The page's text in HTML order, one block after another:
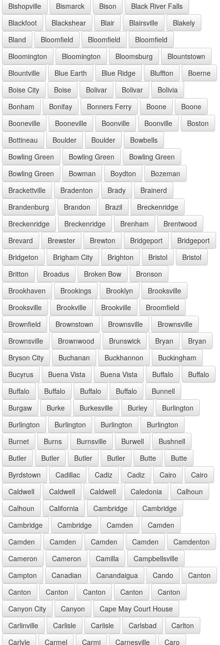
Bishopville
Bismarck Bison
Black River Falls
Blackfoot
Blackshear Blair Blairsville
Blakely
Bland
Bloomfield Bloomfield
Bloomfield
Bloomington
Bloomington Bloomsburg
Blountstown
Blountville
Blue Earth Blue Ridge Bluffton
Boerne
Boise City
Boise Bolivar Bolivar
Bolivia
Bonham
Bonifay Bonners Ferry Boone
Boone
Booneville
Booneville Boonville Boonville
Boston
Bottineau
Boulder Boulder
Bowbells
Bowling Green
Bowling Green
Bowling Green
Bowling Green
Bowman Boydton
Bozeman
Brackettville
Bradenton Brady
Brainerd
Brandenburg
Brandon Brazil
Breckenridge
Breckenridge
Breckenridge Brenham
Brentwood
Brevard
Brewster Brewton Bridgeport
Bridgeport
Bridgeton
Brigham City Brighton Bristol
Bristol
Britton
Broadus Broken Bow
Bronson
Brookhaven
Brookings Brooklyn
Brooksville
Brooksville
Brookville Brookville
Broomfield
Brownfield
Brownstown Brownsville
Brownsville
Brownsville
Brownwood Brunswick Bryan
Bryan
Bryson City
Buchanan Buckhannon
Buckingham
Bucyrus
Buena Vista Buena Vista Buffalo
Buffalo
Buffalo
Buffalo Buffalo Buffalo
Bunnell
Burgaw
Burke Burkesville Burley
Burlington
Burlington
Burlington Burlington
Burlington
Burnet
Burns Burnsville Burwell
Bushnell
Butler
Butler Butler Butler Butte
Butte
Byrdstown
Cadillac Cadiz Cadiz Cairo
Cairo
Caldwell
Caldwell Caldwell Caledonia
Calhoun
Calhoun
California Cambridge
Cambridge
Cambridge
Cambridge Camden
Camden
Camden
Camden Camden Camden
Camdenton
Cameron
Cameron Camilla
Campbellsville
Campton
Canadian Canandaigua Cando
Canton
Canton
Canton Canton Canton
Canton
Canyon City
Canyon
Cape May Court House
Carlinville
Carlisle Carlisle Carlsbad
Carlton
Carlyle
Carmel Carmi Carnesville Caro